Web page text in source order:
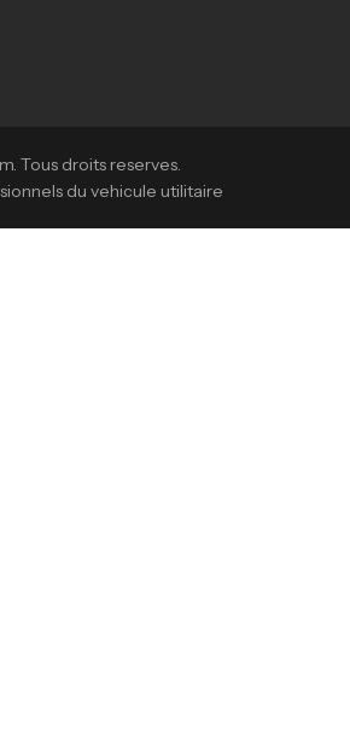
Tous droits reserves.
du vehicule utilitaire